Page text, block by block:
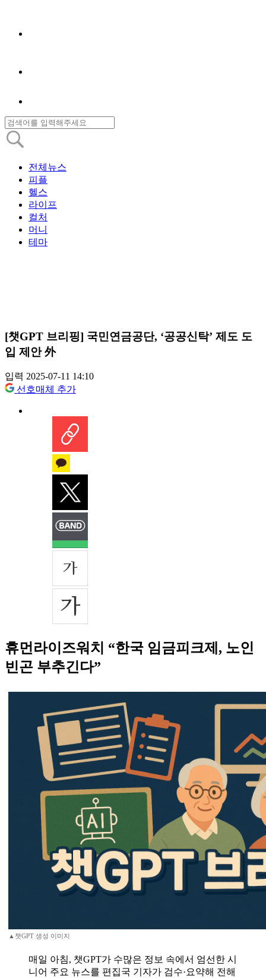
전체뉴스
피플
헬스
라이프
컬처
머니
테마
[챗GPT 브리핑] 국민연금공단, ‘공공신탁’ 제도 도
입 제안 外
입력 2025-07-11 14:10
선호매체 추가
휴먼라이즈워치 “한국 임금피크제, 노인
빈곤 부추긴다”
▲챗GPT 생성 이미지
매일 아침, 챗GPT가 수많은 정보 속에서 엄선한 시
니어 주요 뉴스를 편집국 기자가 검수·요약해 전해